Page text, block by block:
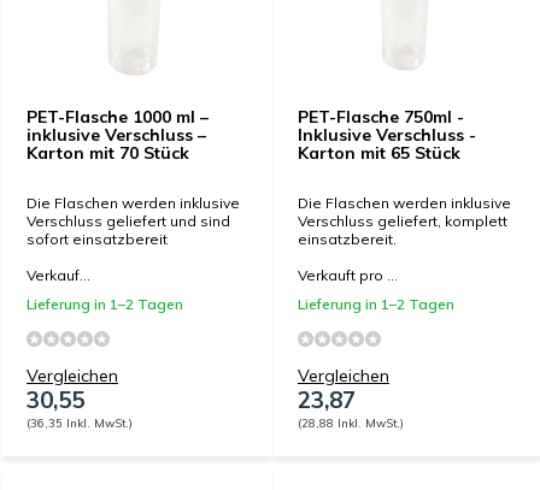
PET-Flasche 1000 ml –
inklusive Verschluss –
Karton mit 70 Stück
Die Flaschen werden inklusive
Verschluss geliefert und sind
sofort einsatzbereit
Verkauf...
Lieferung in 1–2 Tagen
Vergleichen
30,55
(36,35 Inkl. MwSt.)
PET-Flasche 750ml -
Inklusive Verschluss -
Karton mit 65 Stück
Die Flaschen werden inklusive
Verschluss geliefert, komplett
einsatzbereit.
Verkauft pro ...
Lieferung in 1–2 Tagen
Vergleichen
23,87
(28,88 Inkl. MwSt.)